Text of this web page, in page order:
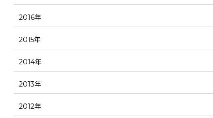
2016年
2015年
2014年
2013年
2012年